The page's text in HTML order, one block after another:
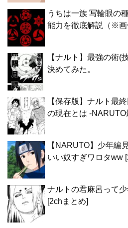
うちは一族 写輪眼の
能力を徹底解説（※画
【ナルト】最強の術(
決めてみた。
【保存版】ナルト最
の現在とは -NARUTO
【NARUTO】少年編
いい奴すぎワロタww
ナルトの君麻呂って
[2chまとめ]